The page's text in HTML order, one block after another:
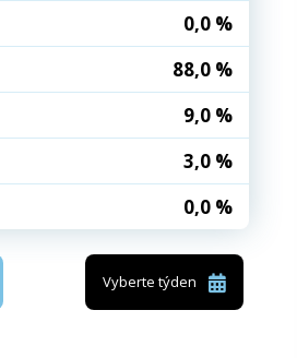
0,0 %
88,0 %
9,0 %
3,0 %
0,0 %
Vyberte týden